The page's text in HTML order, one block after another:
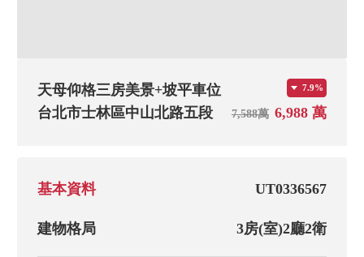
天母仰格三房美景+坡平車位 7.9%
台北市士林區中山北路五段 7,588萬 6,988 萬
基本資料 UT0336567
建物格局 3房(室)2廳2衛